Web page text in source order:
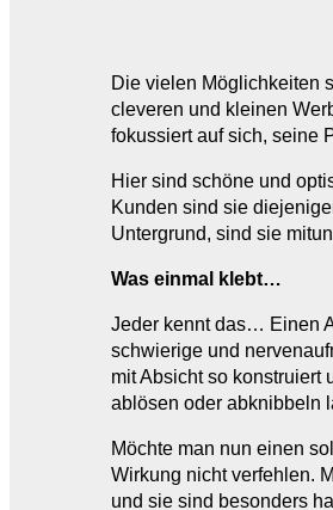
Die vielen Möglichkeiten
cleveren und kleinen
fokussiert auf sich, seine
Hier sind schöne und
Kunden sind sie
Untergrund, sind sie
Was einmal klebt…
Jeder kennt das… Einen
schwierige und
mit Absicht so konstruiert
ablösen oder abknibbeln
Möchte man nun einen
Wirkung nicht verfehlen.
und sie sind besonders